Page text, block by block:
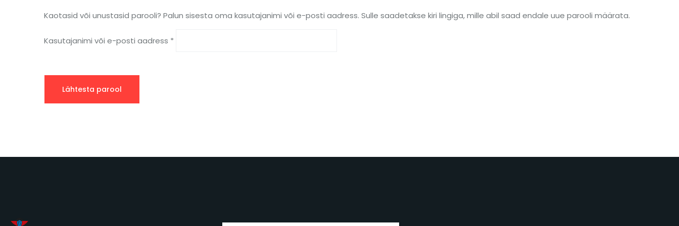
Kaotasid või unustasid parooli? Palun sisesta oma kasutajanimi või e-posti aadress. Sulle saadetakse kiri lingiga, mille abil saad endale uue parooli määrata.
Kasutajanimi või e-posti aadress *
Lähtesta parool